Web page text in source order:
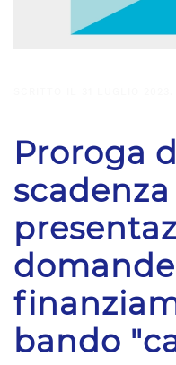
Proroga
bando